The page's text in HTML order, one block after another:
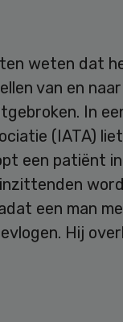
weten dat
van en
In
(IATA)
een patiënt
een man
Hij